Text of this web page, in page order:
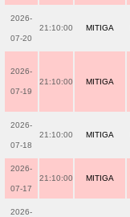
2026-
07-20
21:10:00 MITIGA
2026-
07-19
21:10:00 MITIGA
2026-
07-18
21:10:00 MITIGA
2026-
07-17
21:10:00 MITIGA
2026-